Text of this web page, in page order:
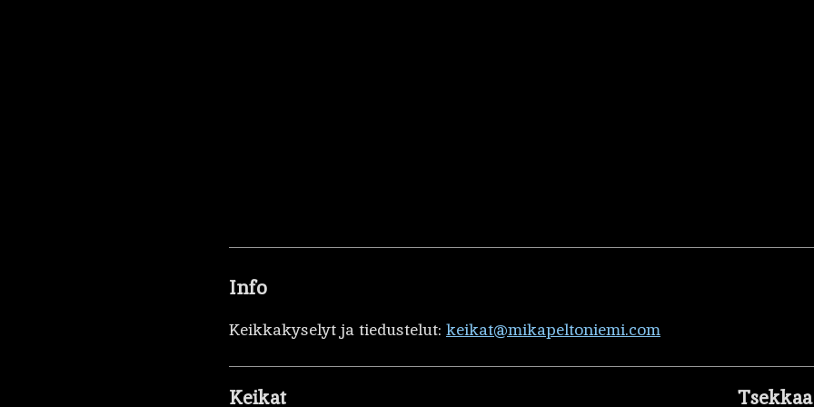
Info
Keikkakyselyt ja tiedustelut: keikat@mikapeltoniemi.com
Keikat